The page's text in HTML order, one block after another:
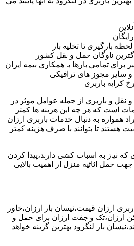
بارگیری تا تخلیه بار
ناوگان حمل و نقل کشور
برای تمامی بارها با همکاری بیمه ایران
و سایر مجوز های ترافیکی
کرایه باربری
نقل و باربری از جمله عوامل موثر در
است که هر چه این هزینه ها کمتر
همواره به دنبال خدمات باربری ارزان
هستند تا بتوانند با صرف هزینه کمتر
که نیاز به اسباب کشی دارند،پیدا کردن
حمل اثاثیه منزل از اهمیت بالایی
ارزان قیمت،نیسان بار ارزان،خاور
ارزان،تک و جفت ارزان برای حمل و
بار لنگرود بهترین گزینه خواهد